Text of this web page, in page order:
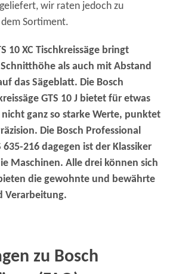
wir raten jedoch zu
Sortiment.
10 XC Tischkreissäge bringt
als auch mit Abstand
das Sägeblatt. Die Bosch
GTS 10 J bietet für etwas
ganz so starke Werte, punktet
Die Bosch Professional
635-216 dagegen ist der Klassiker
Maschinen. Alle drei können sich
die gewohnte und bewährte
Verarbeitung.
zu Bosch